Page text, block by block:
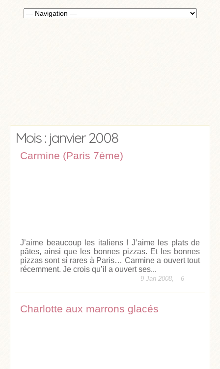
Mois : janvier 2008
Carmine (Paris 7ème)
J’aime beaucoup les italiens ! J’aime les plats de
pâtes, ainsi que les bonnes pizzas. Et les bonnes
pizzas sont si rares à Paris… Carmine a ouvert tout
récemment. Je crois qu’il a ouvert ses...
9 Jan 2008, 6
Charlotte aux marrons glacés